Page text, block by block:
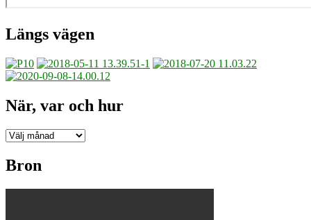
Längs vägen
När, var och hur
När,
och
hur
Bron